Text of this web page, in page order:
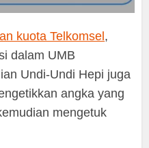
kuota Telkomsel ,
dalam UMB
Undi-Undi Hepi juga
angka yang
mengetuk